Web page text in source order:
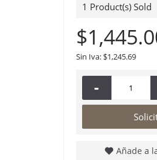
1 Product(s) Sold
Sin Iva: $1,245.69
-
Añade a